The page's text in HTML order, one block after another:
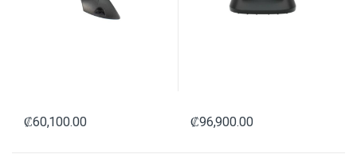
₡60,100.00 ₡96,900.00